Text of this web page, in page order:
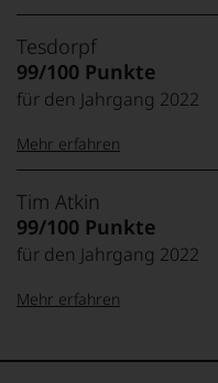
Tesdorpf
99/100 Punkte
für den Jahrgang 2022
99–100 Punkte:
95–98 Punkte:
Tesdorpf
Der
Name
Tesdorpf
für
für
Mehr erfahren
Tim Atkin
99/100 Punkte
für den Jahrgang 2022
Atkin
Mehr erfahren